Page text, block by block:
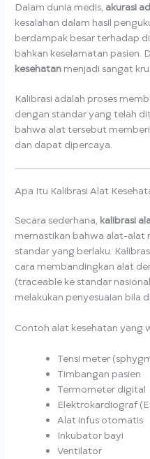
Dalam dunia medis, akurasi
kesalahan dalam hasil
berdampak besar terhadap
bahkan keselamatan pasien.
kesehatan menjadi sangat
Kalibrasi adalah proses
dengan standar yang telah
bahwa alat tersebut
dan dapat dipercaya.
Apa Itu Kalibrasi Alat
Secara sederhana, kalibrasi
memastikan bahwa alat-alat
standar yang berlaku.
cara membandingkan alat
(traceable ke standar
melakukan penyesuaian bila
Contoh alat kesehatan yang
Tensi meter
Timbangan pasien
Termometer digital
Elektrokardiograf
Alat infus otomatis
Inkubator bayi
Ventilator